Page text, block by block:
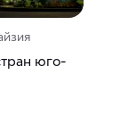
юго-